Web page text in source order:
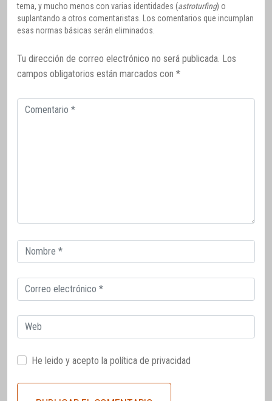
tema, y mucho menos con varias identidades (astroturfing) o
suplantando a otros comentaristas. Los comentarios que incumplan
esas normas básicas serán eliminados.
Tu dirección de correo electrónico no será publicada. Los
campos obligatorios están marcados con *
Comentario
Correo
electrónico
Correo
electrónico
Web
He leido y acepto la política de privacidad